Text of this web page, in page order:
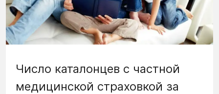
Число каталонцев с частной
медицинской страховкой за